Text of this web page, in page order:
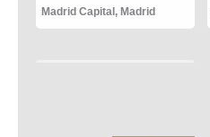
Madrid Capital , Madrid